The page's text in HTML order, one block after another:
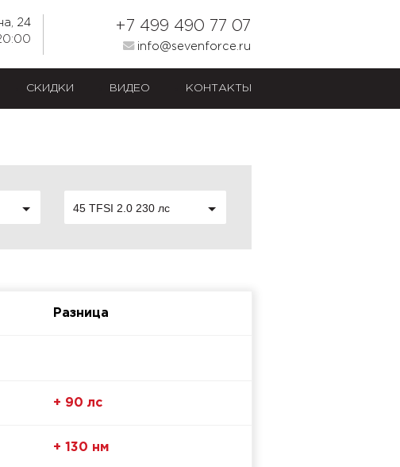
24
+7 499 490 77 07
info@sevenforce.ru
СКИДКИ ВИДЕО КОНТАКТЫ
45 TFSI 2.0 230 лс
Разница
+ 90 лс
+ 130 нм